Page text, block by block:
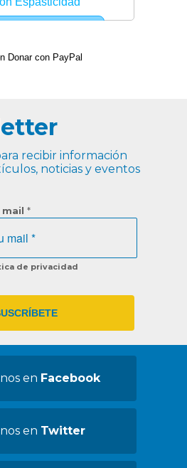
recibir información
noticias y eventos
mail *
de privacidad
en Facebook
en Twitter